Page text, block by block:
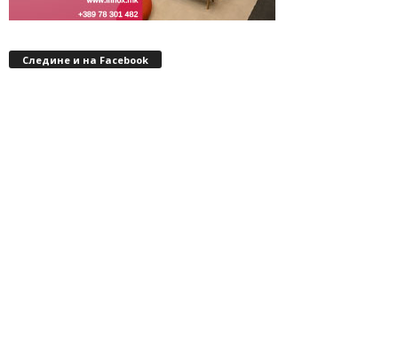
Следине и на Facebook